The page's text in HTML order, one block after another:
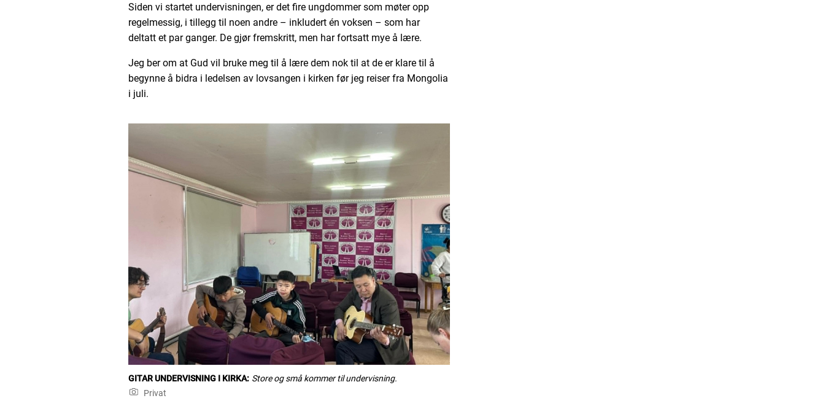
Siden vi startet undervisningen, er det fire ungdommer som møter opp
regelmessig, i tillegg til noen andre – inkludert én voksen – som har
deltatt et par ganger. De gjør fremskritt, men har fortsatt mye å lære.
Jeg ber om at Gud vil bruke meg til å lære dem nok til at de er klare til å
begynne å bidra i ledelsen av lovsangen i kirken før jeg reiser fra Mongolia
i juli.
GITAR UNDERVISNING I KIRKA: Store og små kommer til undervisning.
Privat